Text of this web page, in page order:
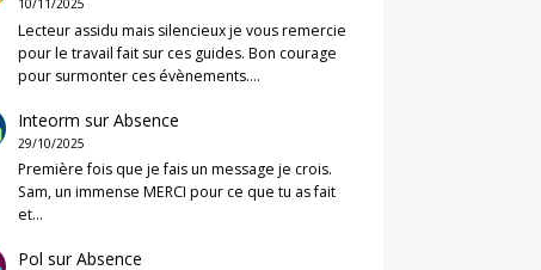
10/11/2025
Lecteur assidu mais silencieux je vous remercie
pour le travail fait sur ces guides. Bon courage
pour surmonter ces évènements.…
Inteorm surAbsence
29/10/2025
Première fois que je fais un message je crois.
Sam, un immense MERCI pour ce que tu as fait
et…
Pol surAbsence